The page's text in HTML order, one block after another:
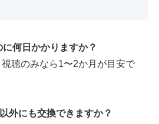
何日かかりますか？
聴のみなら1〜2か月が目安で
外にも交換できますか？